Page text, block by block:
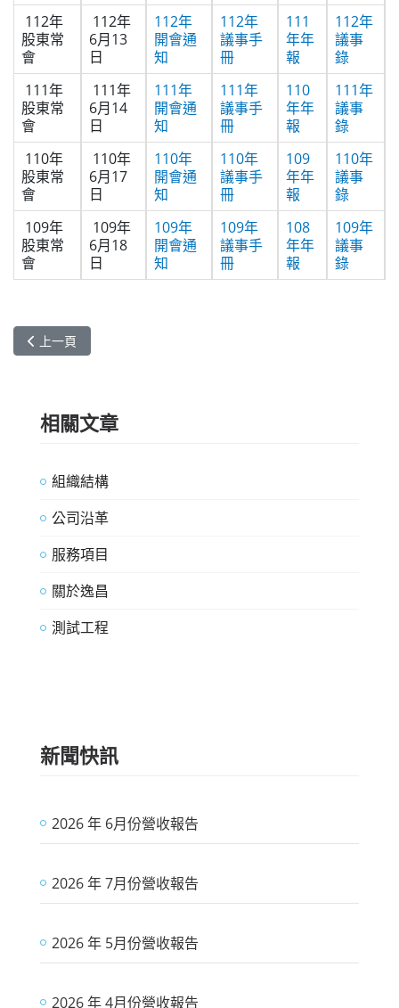
112年
股東常
會
112年
6月13
日
112年
開會通
知
112年
議事手
冊
111
年年
報
112年
議事
錄
111年
股東常
會
111年
6月14
日
111年
開會通
知
111年
議事手
冊
110
年年
報
111年
議事
錄
110年
股東常
會
110年
6月17
日
110年
開會通
知
110年
議事手
冊
109
年年
報
110年
議事
錄
109年
股東常
會
109年
6月18
日
109年
開會通
知
109年
議事手
冊
108
年年
報
109年
議事
錄
上一篇文章: 股務代理機構
上一頁
相關文章
組織結構
公司沿革
服務項目
關於逸昌
測試工程
新聞快訊
2026 年 6月份營收報告
2026 年 7月份營收報告
2026 年 5月份營收報告
2026 年 4月份營收報告